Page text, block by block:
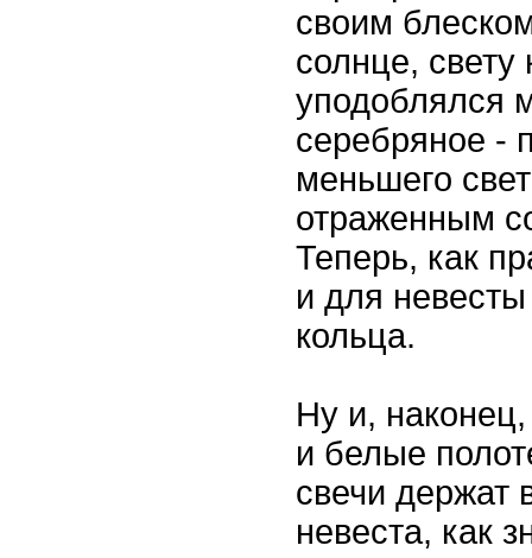
своим
солнце, свету
уподоблялся
серебряное -
меньшего
отраженным
Теперь, как
и для
кольца.
Ну и,
и белые
свечи держат
невеста, как